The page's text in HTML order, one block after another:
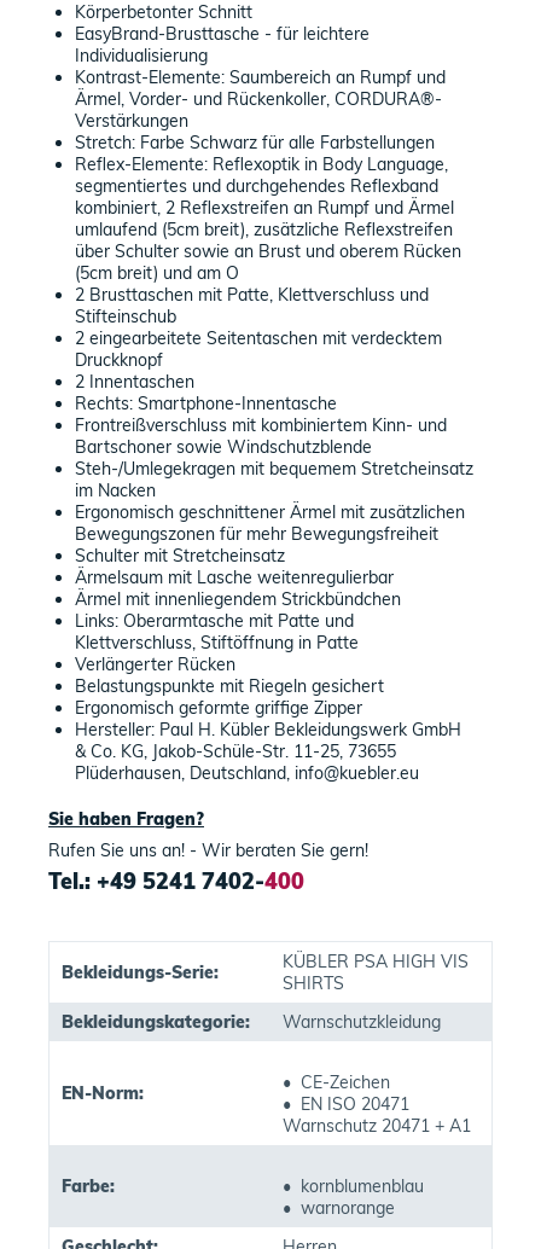
Körperbetonter Schnitt
EasyBrand-Brusttasche - für leichtere
Individualisierung
Kontrast-Elemente: Saumbereich an Rumpf und
Ärmel, Vorder- und Rückenkoller, CORDURA®-
Verstärkungen
Stretch: Farbe Schwarz für alle Farbstellungen
Reflex-Elemente: Reflexoptik in Body Language,
segmentiertes und durchgehendes Reflexband
kombiniert, 2 Reflexstreifen an Rumpf und Ärmel
umlaufend (5cm breit), zusätzliche Reflexstreifen
über Schulter sowie an Brust und oberem Rücken
(5cm breit) und am O
2 Brusttaschen mit Patte, Klettverschluss und
Stifteinschub
2 eingearbeitete Seitentaschen mit verdecktem
Druckknopf
2 Innentaschen
Rechts: Smartphone-Innentasche
Frontreißverschluss mit kombiniertem Kinn- und
Bartschoner sowie Windschutzblende
Steh-/Umlegekragen mit bequemem Stretcheinsatz
im Nacken
Ergonomisch geschnittener Ärmel mit zusätzlichen
Bewegungszonen für mehr Bewegungsfreiheit
Schulter mit Stretcheinsatz
Ärmelsaum mit Lasche weitenregulierbar
Ärmel mit innenliegendem Strickbündchen
Links: Oberarmtasche mit Patte und
Klettverschluss, Stiftöffnung in Patte
Verlängerter Rücken
Belastungspunkte mit Riegeln gesichert
Ergonomisch geformte griffige Zipper
Hersteller: Paul H. Kübler Bekleidungswerk GmbH
& Co. KG, Jakob-Schüle-Str. 11-25, 73655
Plüderhausen, Deutschland, info@kuebler.eu
Sie haben Fragen?
Rufen Sie uns an! - Wir beraten Sie gern!
Tel.: +49 5241 7402-400
Bekleidungs-Serie:
KÜBLER PSA HIGH VIS
SHIRTS
Bekleidungskategorie:
Warnschutzkleidung
EN-Norm:
• CE-Zeichen
• EN ISO 20471
Warnschutz 20471 + A1
Farbe:
• kornblumenblau
• warnorange